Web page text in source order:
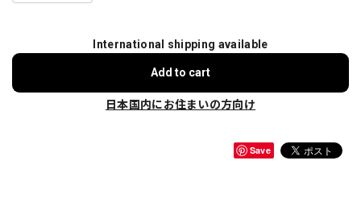
International shipping available
Add to cart
日本国内にお住まいの方向け
Save